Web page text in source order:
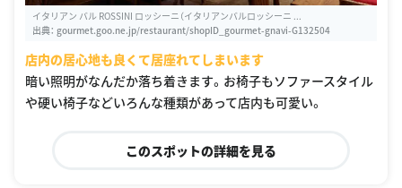
イタリアン バル ROSSINI ロッシーニ（イタリアンバルロッシーニ ...
出典： gourmet.goo.ne.jp/restaurant/shopID_gourmet-gnavi-G132504
店内の居心地も良くて居座れてしまいます
暗い照明がなんだか落ち着きます。お椅子もソファースタイル
や硬い椅子などいろんな種類があって店内も可愛い。
このスポットの詳細を見る